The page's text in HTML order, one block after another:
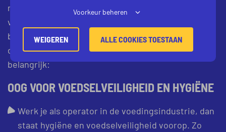
natuurlijk een
procesoperator
verantwoordelijkheden zoals deze ook in andere
branches gelden. Werk je in de voedingsindustrie,
dan zijn de volgende eigenschappen extra
belangrijk:
OOG VOOR VOEDSELVEILIGHEID EN HYGIËNE
Werk je als operator in de voedingsindustrie, dan
staat hygiëne en voedselveiligheid voorop. Zo
Voorkeur beheren
WEIGEREN ALLE COOKIES TOESTAAN